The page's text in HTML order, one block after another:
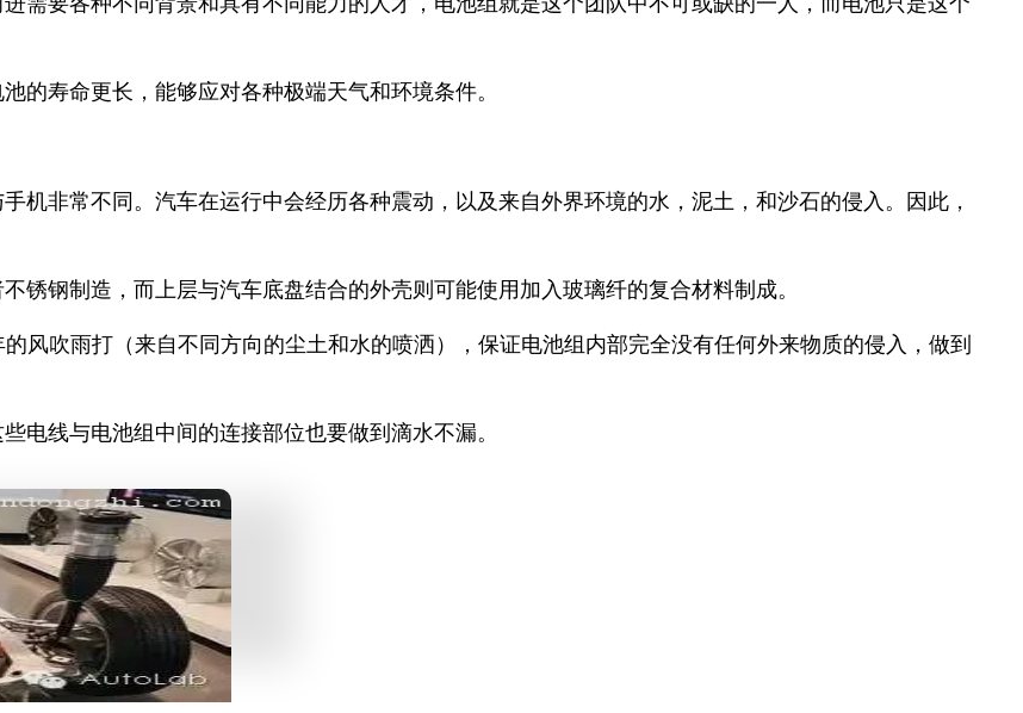
的寿命更长，能够应对各种极端天气和环境条件。
机非常不同。汽车在运行中会经历各种震动，以及来自外界环境的水，泥土，和沙石的侵入。因此，
锈钢制造，而上层与汽车底盘结合的外壳则可能使用加入玻璃纤的复合材料制成。
风吹雨打（来自不同方向的尘土和水的喷洒），保证电池组内部完全没有任何外来物质的侵入，做到
电线与电池组中间的连接部位也要做到滴水不漏。